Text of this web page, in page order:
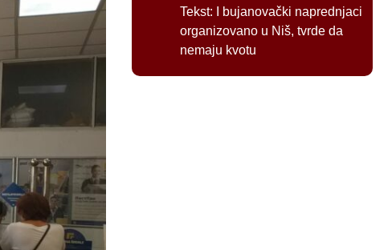
Tekst:
I bujanovački naprednjaci
organizovano u Niš, tvrde da
nemaju kvotu